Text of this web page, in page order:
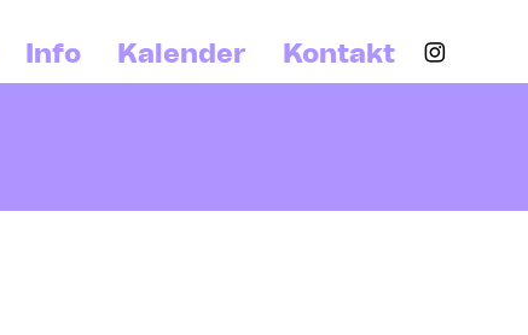
Info Kalender Kontakt